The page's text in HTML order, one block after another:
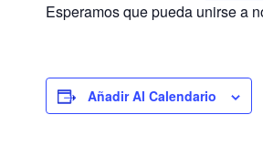
Esperamos que pueda unirse a
Añadir Al Calendario